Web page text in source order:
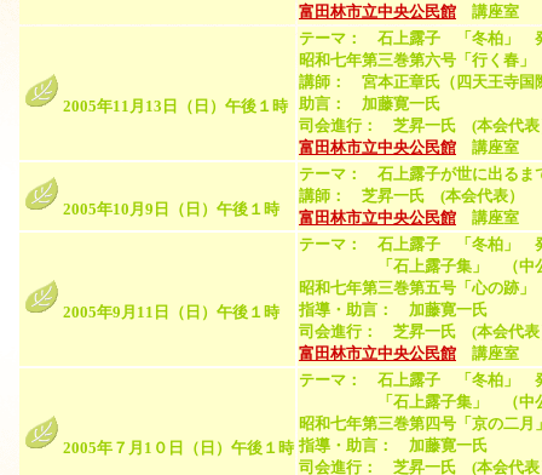
富田林市立中央公民館 講座室 （
2005年11月13日（日）午後１時
テーマ： 石上露子 「冬柏」
昭和七年第三巻第六号「行く
講師： 宮本正章氏（四天王寺国
助言： 加藤寛一氏
司会進行： 芝昇一氏 (本会代表
富田林市立中央公民館 講座室 （
2005年10月9日（日）午後１時
テーマ： 石上露子が世に出るま
講師： 芝昇一氏 (本会代表）
富田林市立中央公民館 講座室 （
2005年9月11日（日）午後１時
テーマ： 石上露子 「冬柏」
「石上露子集」 （中公文
昭和七年第三巻第五号「心の跡
指導・助言： 加藤寛一氏
司会進行： 芝昇一氏 (本会代表
富田林市立中央公民館 講座室 （
2005年７月1０日（日）午後１時
テーマ： 石上露子 「冬柏」
「石上露子集」 （中公文
昭和七年第三巻第四号「京の二
指導・助言： 加藤寛一氏
司会進行： 芝昇一氏 (本会代表